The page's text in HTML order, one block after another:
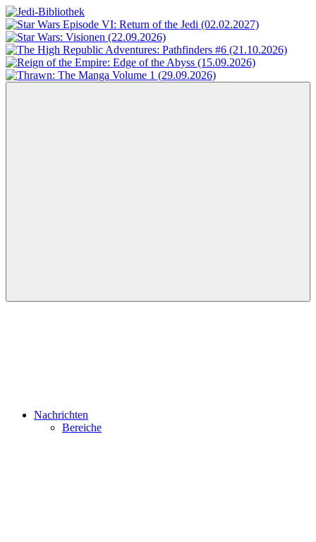
Zum
Inhalt
springen
Jedi-
Bibliothek
Das
Portal
für
Star
Wars-
Nachrichten
Bereiche